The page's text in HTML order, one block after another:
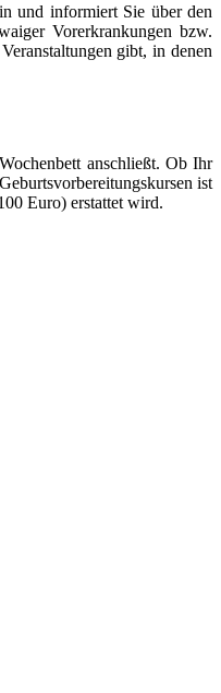
und informiert Sie über den
Vorerkrankungen bzw.
gibt, in denen
anschließt. Ob Ihr
ist
Euro) erstattet wird.